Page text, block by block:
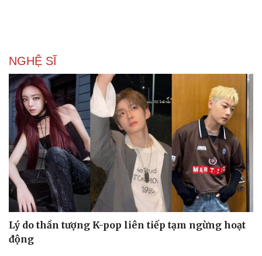
NGHỆ SĨ
Lý do thần tượng K-pop liên tiếp tạm ngừng hoạt
động